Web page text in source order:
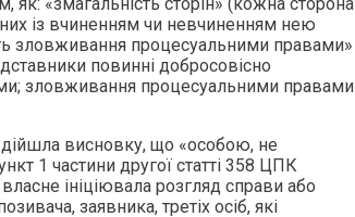
як: «змагальність сторін» (кожна сторона
із вчиненням чи невчиненням нею
зловживання процесуальними правами»
повинні добросовісно
зловживання процесуальними правами
висновку, що «особою, не
1 частини другої статті 358 ЦПК
ініціювала розгляд справи або
заявника, третіх осіб, які